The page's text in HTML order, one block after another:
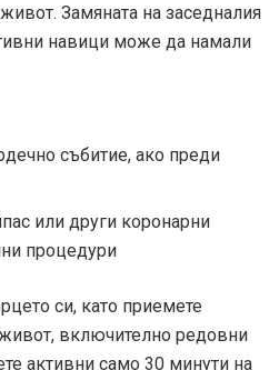
Замяната на заседналия
навици може да намали
събитие, ако преди
или други коронарни
процедури
си, като приемете
включително редовни
активни само 30 минути на